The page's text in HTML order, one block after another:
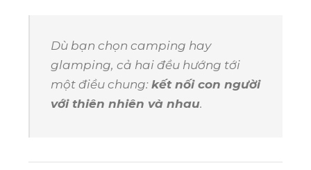
Dù bạn chọn camping hay
glamping, cả hai đều hướng tới
một điều chung: kết nối con người
với thiên nhiên và nhau.